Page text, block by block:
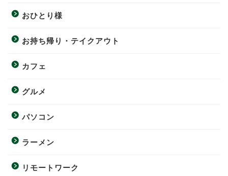
おひとり様
お持ち帰り・テイクアウト
カフェ
グルメ
パソコン
ラーメン
リモートワーク